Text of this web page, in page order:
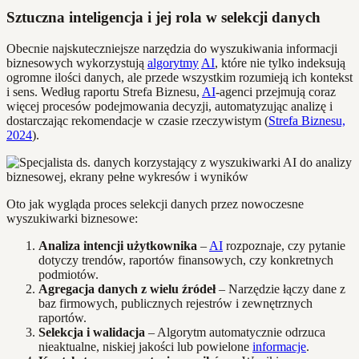
Sztuczna inteligencja i jej rola w selekcji danych
Obecnie najskuteczniejsze narzędzia do wyszukiwania informacji
biznesowych wykorzystują algorytmy AI, które nie tylko indeksują
ogromne ilości danych, ale przede wszystkim rozumieją ich kontekst
i sens. Według raportu Strefa Biznesu, AI-agenci przejmują coraz
więcej procesów podejmowania decyzji, automatyzując analizę i
dostarczając rekomendacje w czasie rzeczywistym (Strefa Biznesu,
2024).
Oto jak wygląda proces selekcji danych przez nowoczesne
wyszukiwarki biznesowe:
Analiza intencji użytkownika – AI rozpoznaje, czy pytanie
dotyczy trendów, raportów finansowych, czy konkretnych
podmiotów.
Agregacja danych z wielu źródeł– Narzędzie łączy dane z
baz firmowych, publicznych rejestrów i zewnętrznych
raportów.
Selekcja i walidacja – Algorytm automatycznie odrzuca
nieaktualne, niskiej jakości lub powielone informacje.